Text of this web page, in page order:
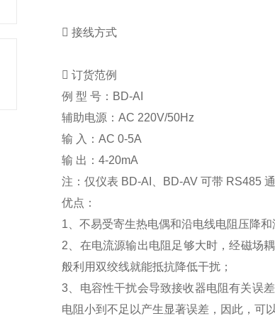
接线方式
订货范例
例型 号： BD-AI
辅助电源：AC 220V/50Hz
输 入：AC 0-5A
输 出：4-20mA
注：仅仪表 BD-AI、BD-AV 可带 RS485
优点：
1、不易受寄生热电偶和沿电线电阻压降
2、在电流源输出电阻足够大时，经磁场
般利用双绞线就能抵抗降低干扰；
3、电容性干扰会导致接收器电阻有关误
电阻小到不足以产生显著误差，因此，可